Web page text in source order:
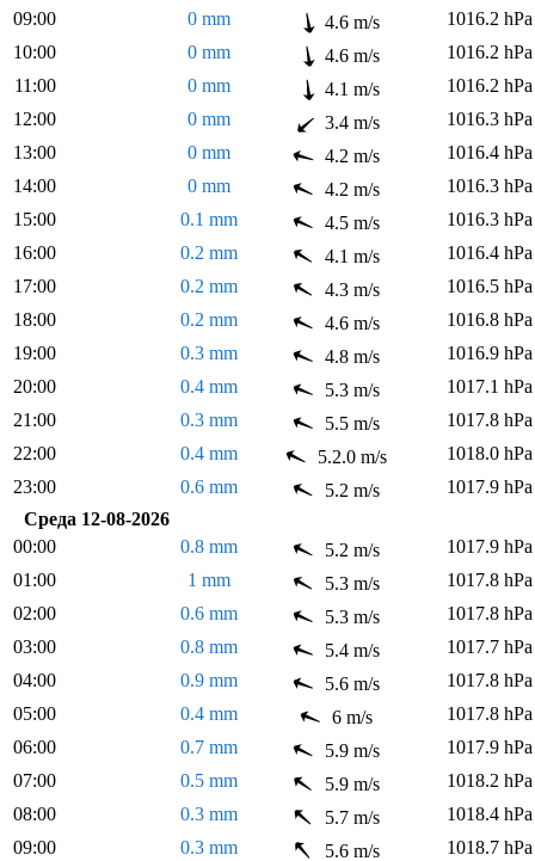
09:00
0 mm 4.6 m/s
1016.2 hPa
10:00
0 mm 4.6 m/s
1016.2 hPa
11:00
0 mm 4.1 m/s
1016.2 hPa
12:00
0 mm 3.4 m/s
1016.3 hPa
13:00
0 mm 4.2 m/s
1016.4 hPa
14:00
0 mm 4.2 m/s
1016.3 hPa
15:00
0.1 mm 4.5 m/s
1016.3 hPa
16:00
0.2 mm 4.1 m/s
1016.4 hPa
17:00
0.2 mm 4.3 m/s
1016.5 hPa
18:00
0.2 mm 4.6 m/s
1016.8 hPa
19:00
0.3 mm 4.8 m/s
1016.9 hPa
20:00
0.4 mm 5.3 m/s
1017.1 hPa
21:00
0.3 mm 5.5 m/s
1017.8 hPa
22:00
0.4 mm 5.2.0 m/s
1018.0 hPa
23:00
0.6 mm 5.2 m/s
1017.9 hPa
Среда 12-08-2026
00:00
0.8 mm 5.2 m/s
1017.9 hPa
01:00
1 mm 5.3 m/s
1017.8 hPa
02:00
0.6 mm 5.3 m/s
1017.8 hPa
03:00
0.8 mm 5.4 m/s
1017.7 hPa
04:00
0.9 mm 5.6 m/s
1017.8 hPa
05:00
0.4 mm 6 m/s
1017.8 hPa
06:00
0.7 mm 5.9 m/s
1017.9 hPa
07:00
0.5 mm 5.9 m/s
1018.2 hPa
08:00
0.3 mm 5.7 m/s
1018.4 hPa
09:00
0.3 mm 5.6 m/s 1018.7 hPa